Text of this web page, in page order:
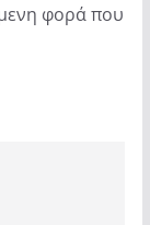
φορά που